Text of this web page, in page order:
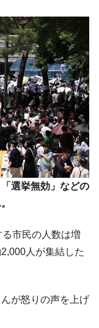
干ばつ
代駆逐艦
進！ 日米の協調
補助金を全廃 ⇒ 実
で対前年同期比
が着韓！⇒ さっそ
勢力」のプラカー
規模のAIデ
ッジETFの清算は
ドを通報しようキ
選挙無効」などの
市民の人数は増
人が集結した
が怒りの声を上げ